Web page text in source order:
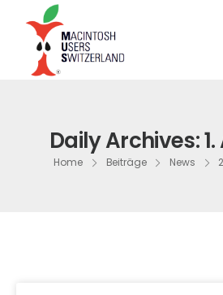
Daily Archives: 1.
Home Beiträge News